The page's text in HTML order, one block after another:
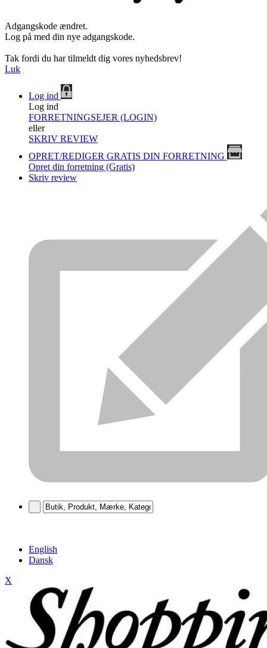
Adgangskode ændret.
Log på med din nye adgangskode.
Tak fordi du har tilmeldt dig vores nyhedsbrev!
Luk
Log ind
Log ind
FORRETNINGSEJER (LOGIN)
eller
SKRIV REVIEW
OPRET/REDIGER GRATIS DIN FORRETNING
Opret din forretning (Gratis)
Skriv review
English
Dansk
X